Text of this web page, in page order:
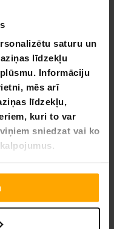
saturu un
līdzekļu
Informāciju
mēs arī
līdzekļu,
kuri to var
sniedzat vai ko
kas atbilst
Izmantojot
enerģijas
efektivitāti.
Dubultās dzesēšanas
temperatūras
produktus.
regulēšanas sistēma
plašas
dzērienu
produktu